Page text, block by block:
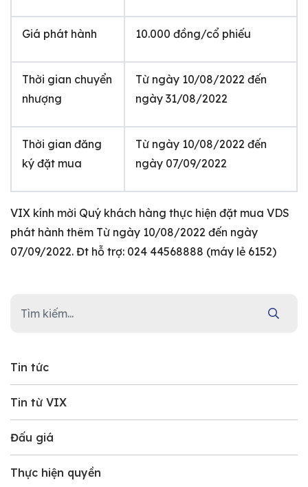
Tin tức
Tin từ VIX
Đấu giá
Thực hiện quyền
Giá phát hành 10.000 đồng/cổ phiếu
Thời gian chuyển
nhượng
Từ ngày 10/08/2022 đến
ngày 31/08/2022
Thời gian đăng
ký đặt mua
Từ ngày 10/08/2022 đến
ngày 07/09/2022
VIX kính mời Quý khách hàng thực hiện đặt mua VDS
phát hành thêm Từ ngày 10/08/2022 đến ngày
07/09/2022. Đt hỗ trợ: 024 44568888 (máy lẻ 6152)